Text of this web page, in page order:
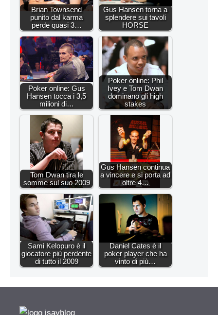
Brian Townsend
punito dal karma
perde quasi 3…
Gus Hansen torna a
splendere sui tavoli
HORSE
Poker online: Gus
Hansen tocca i 3,5
milioni di…
Poker online: Phil
Ivey e Tom Dwan
dominano gli high
stakes
Tom Dwan tira le
somme sul suo 2009
Gus Hansen continua
a vincere e si porta ad
oltre 4…
Sami Kelopuro è il
giocatore più perdente
di tutto il 2009
Daniel Cates è il
poker player che ha
vinto di più…